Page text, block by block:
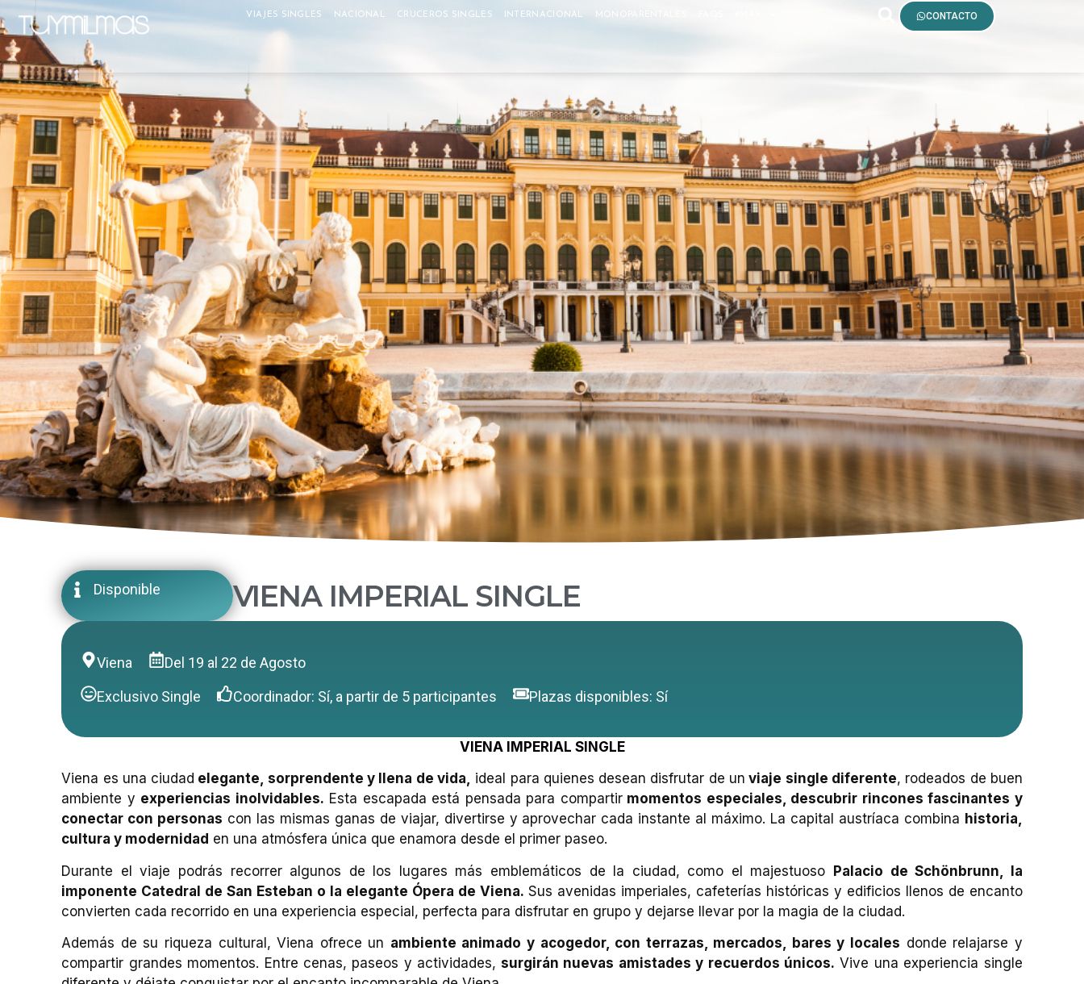
VIAJES SINGLES NACIONAL CRUCEROS SINGLES INTERNACIONAL MONOPARENTALES CONTACTO
Disponible VIENA IMPERIAL SINGLE
Viena
Del 19 al 22 de Agosto
Exclusivo Single
Coordinador: Sí, a partir de 5 participantes Plazas disponibles: Sí
VIENA IMPERIAL SINGLE
Viena es una ciudad elegante, sorprendente y llena de vida, ideal para quienes desean disfrutar de un viaje single diferente, rodeados de buen
ambiente y experiencias inolvidables. Esta escapada está pensada para compartirmomentos especiales, descubrir rincones fascinantes y
conectar con personas con las mismas ganas de viajar, divertirse y aprovechar cada instante al máximo. La capital austríaca combina historia,
cultura y modernidad en una atmósfera única que enamora desde el primer paseo.
Durante el viaje podrás recorrer algunos de los lugares más emblemáticos de la ciudad, como el majestuoso Palacio de Schönbrunn, la
imponente Catedral de San Esteban o la elegante Ópera de Viena. Sus avenidas imperiales, cafeterías históricas y edificios llenos de encanto
convierten cada recorrido en una experiencia especial, perfecta para disfrutar en grupo y dejarse llevar por la magia de la ciudad.
Además de su riqueza cultural, Viena ofrece un ambiente animado y acogedor, con terrazas, mercados, bares y locales donde relajarse y
compartir grandes momentos. Entre cenas, paseos y actividades, surgirán nuevas amistades y recuerdos únicos. Vive una experiencia single